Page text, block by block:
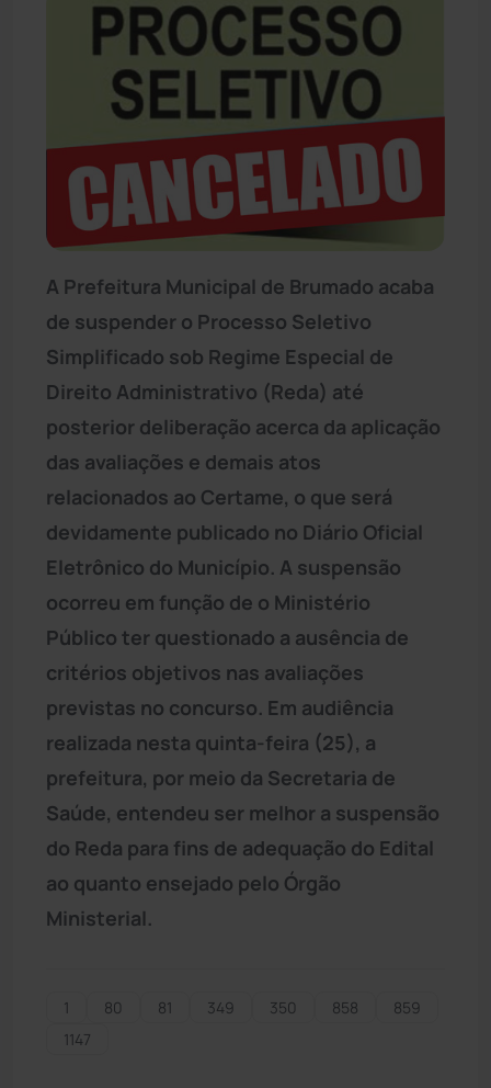
A Prefeitura Municipal de Brumado acaba
de suspender o Processo Seletivo
Simplificado sob Regime Especial de
Direito Administrativo (Reda) até
posterior deliberação acerca da aplicação
das avaliações e demais atos
relacionados ao Certame, o que será
devidamente publicado no Diário Oficial
Eletrônico do Município. A suspensão
ocorreu em função de o Ministério
Público ter questionado a ausência de
critérios objetivos nas avaliações
previstas no concurso. Em audiência
realizada nesta quinta-feira (25), a
prefeitura, por meio da Secretaria de
Saúde, entendeu ser melhor a suspensão
do Reda para fins de adequação do Edital
ao quanto ensejado pelo Órgão
Ministerial.
1 80 81 349 350 858
859
1147